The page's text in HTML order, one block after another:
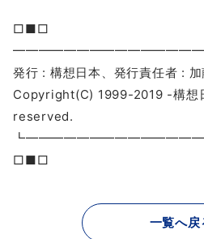
□■□
発行 : 構想日本、発行責任者 :
Copyright(C) 1999-2019 -構
reserved.
□■□
一覧へ戻